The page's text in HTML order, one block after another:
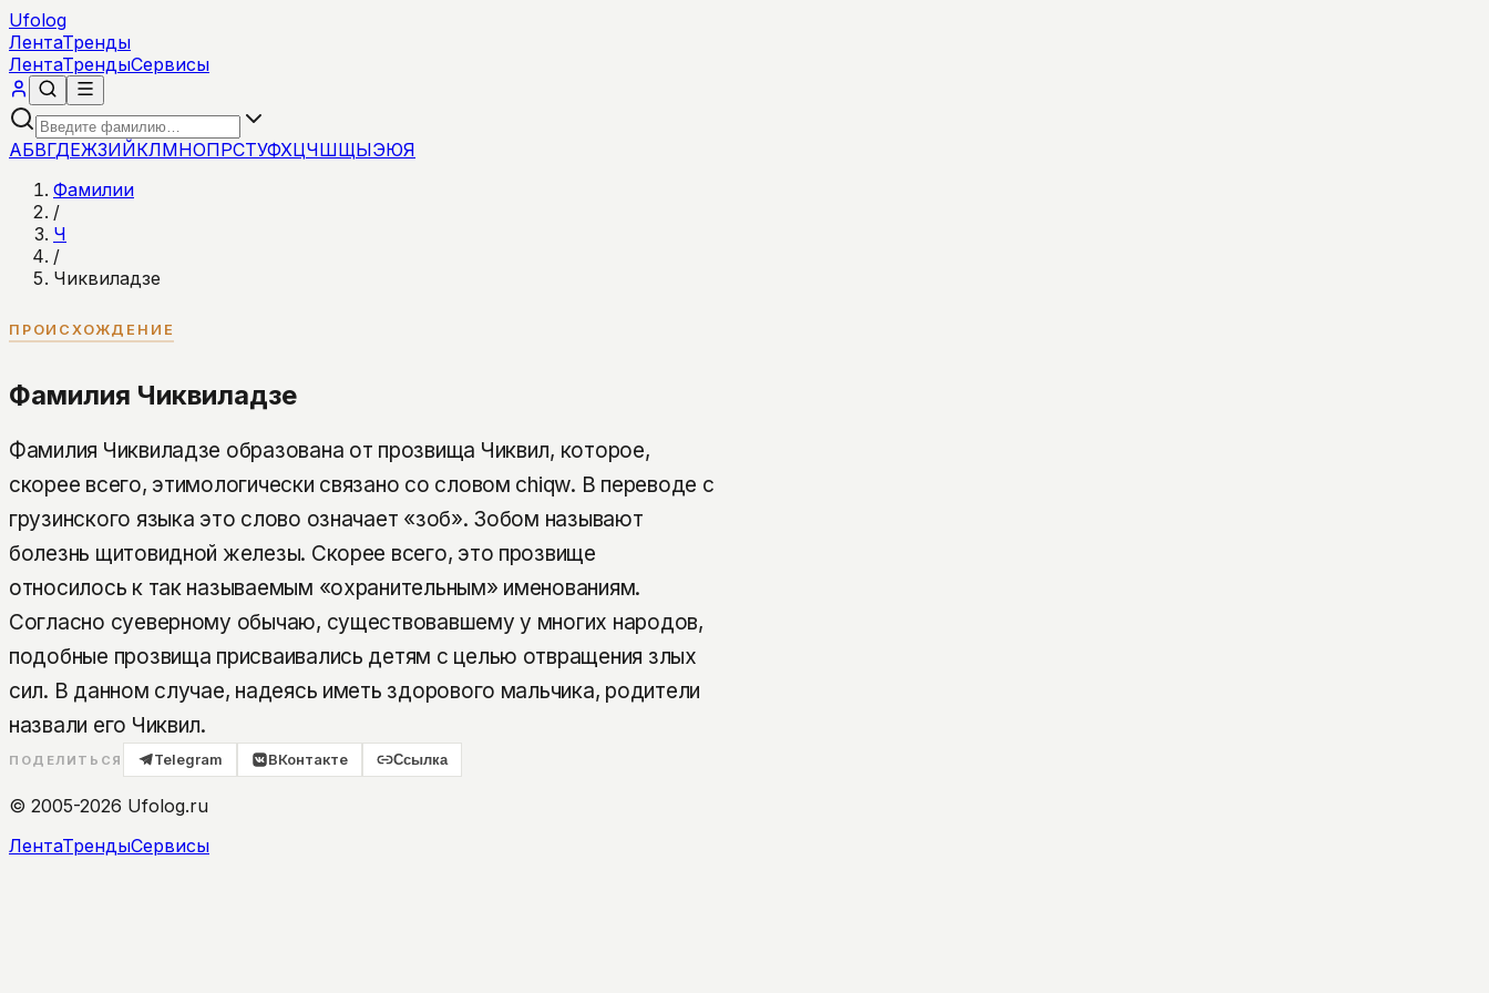
Ufolog
ЛентаТренды
ЛентаТрендыСервисы
АБВГДЕЖЗИЙКЛМНОПРСТУФХЦЧШЩЫЭЮЯ
Фамилии
/
Ч
/
Чиквиладзе
ПРОИСХОЖДЕНИЕ
Фамилия Чиквиладзе
Фамилия Чиквиладзе образована от прозвища Чиквил, которое,
скорее всего, этимологически связано со словом chiqw. В переводе с
грузинского языка это слово означает «зоб». Зобом называют
болезнь щитовидной железы. Скорее всего, это прозвище
относилось к так называемым «охранительным» именованиям.
Согласно суеверному обычаю, существовавшему у многих народов,
подобные прозвища присваивались детям с целью отвращения злых
сил. В данном случае, надеясь иметь здорового мальчика, родители
назвали его Чиквил.
ПОДЕЛИТЬСЯ Telegram ВКонтакте Ссылка
© 2005-2026 Ufolog.ru
ЛентаТрендыСервисы